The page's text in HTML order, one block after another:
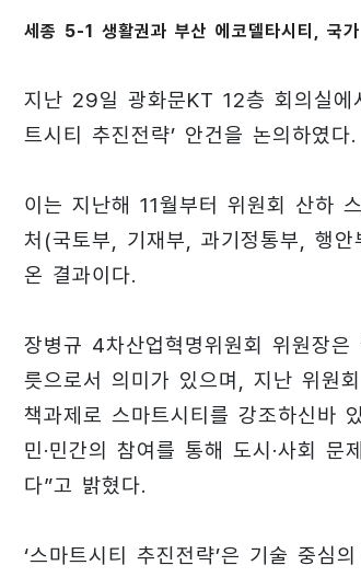
세종 5-1 생활권과 부산 에코델타시티, 국
지난 29일 광화문KT 12층 회의실에
트시티 추진전략’ 안건을 논의하였다.
이는 지난해 11월부터 위원회 산하
처(국토부, 기재부, 과기정통부, 행
온 결과이다.
장병규 4차산업혁명위원회 위원장
릇으로서 의미가 있으며, 지난 위원
책과제로 스마트시티를 강조하신바
민·민간의 참여를 통해 도시·사회
다”고 밝혔다.
‘스마트시티 추진전략’은 기술 중